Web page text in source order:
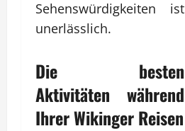
Sehenswürdigkeiten ist
unerlässlich.
Die besten
Aktivitäten während
Ihrer Wikinger Reisen